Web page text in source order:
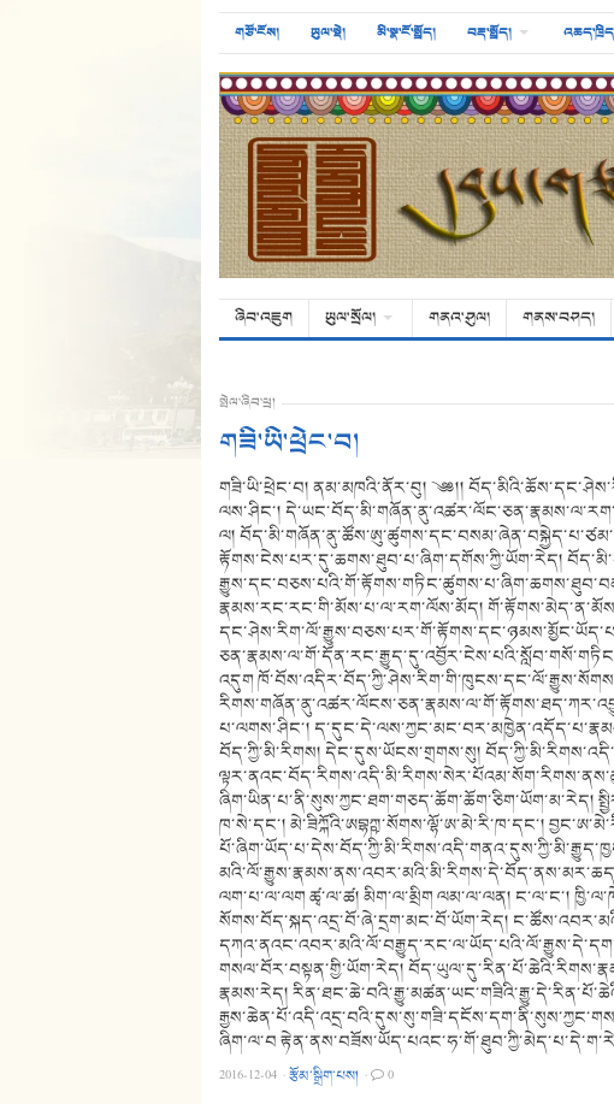
གཙོ་ངོས། ཡུལ་སྡེ། མི་སྣ་ངོ་སྤྲོད། བརྡ་སྤྲོད།
ཞིབ་འཇུག ཡུལ་སྲོལ། གནའ་ཤུལ། གནས་བཤད།
སྤེལ་ཞིབ་ཕྲ།
གཟི་ཡི་ཕྲེང་བ།
གཟི་ཡི་ཕྲེང་བ། ནམ་མཁའི་ནོར་བུ། ༄༅།།
ལས་ཤིང་།
ལ།
རྟོགས་ངེས་པར་དུ་ཆགས་ཐུབ་པ་ཞིག་དགོས་ཀྱི་ཡོག་རེད།
རྣམས་རང་རང་གི་མོས་པ་ལ་རག་ལོས་མོད།
འདུག
པ་ལགས་ཤིང་།
བོད་ཀྱི་མི་རིགས། དེང་དུས་ཡོངས་གྲགས་སུ།
ཞིག་ཡིན་པ་ནི་སུས་ཀྱང་ཐག་གཅད་ཆོག་ཆོག་ཅིག་ཡོག་མ་རེད།
ཁ་སེ་དང་། མེ་ཟིཀྐོའི་ཨབྷཀྵ་སོགས་ལྷོ་ཨ་མེ་རི་ཁ་དང་།
ལག་པ་ལ་ལག ཚྭ་ལ་ཚ། མིག་ལ་མྲིག ལམ་ལ་ལན། ང་ལ་ང་།
སོགས་བོད་སྐད་འདྲ་བོ་ཞེ་དྲག་མང་བོ་ཡོག་རེད།
གསལ་བོར་བསྟན་གྱི་ཡོག་རེད།
རྣམས་རེད།
ཞིག་ལ་བ
2016-12-04 ·རྩོམ་སྒྲིག་པས། · 0